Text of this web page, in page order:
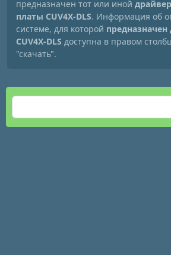
предназначен тот или иной
платы CUV4X-DLS. Информация об
системе, для которой предназначен
CUV4X-DLS доступна в правом
"скачать".